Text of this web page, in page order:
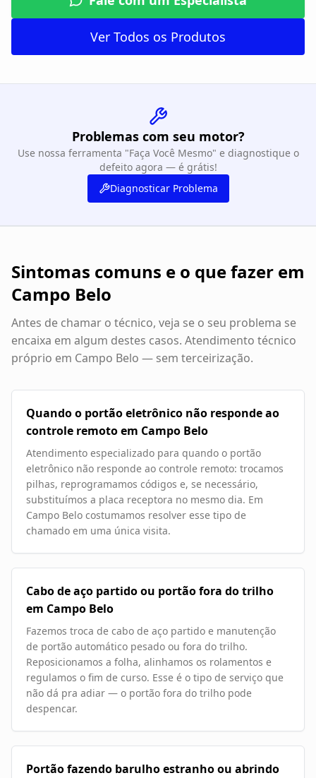
Ver Todos os Produtos
Problemas com seu motor?
Use nossa ferramenta "Faça Você Mesmo" e diagnostique o
defeito agora — é grátis!
Diagnosticar Problema
Sintomas comuns e o que fazer em
Campo Belo
Antes de chamar o técnico, veja se o seu problema se
encaixa em algum destes casos. Atendimento técnico
próprio em Campo Belo — sem terceirização.
Quando o portão eletrônico não responde ao
controle remoto em Campo Belo
Atendimento especializado para quando o portão
eletrônico não responde ao controle remoto: trocamos
pilhas, reprogramamos códigos e, se necessário,
substituímos a placa receptora no mesmo dia. Em
Campo Belo costumamos resolver esse tipo de
chamado em uma única visita.
Cabo de aço partido ou portão fora do trilho
em Campo Belo
Fazemos troca de cabo de aço partido e manutenção
de portão automático pesado ou fora do trilho.
Reposicionamos a folha, alinhamos os rolamentos e
regulamos o fim de curso. Esse é o tipo de serviço que
não dá pra adiar — o portão fora do trilho pode
despencar.
Portão fazendo barulho estranho ou abrindo